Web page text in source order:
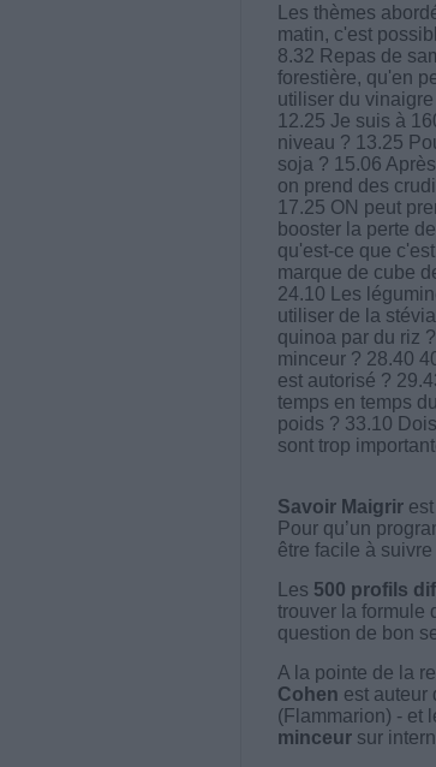
Les thèmes
matin, c'est
8.32 Repas de
forestière, qu'en
utiliser du
12.25 Je suis à
niveau ? 13.25
soja ? 15.06
on prend des
17.25 ON peut
booster la perte
qu'est-ce que
marque de cube
24.10 Les
utiliser de la
quinoa par du riz
minceur ? 28.40
est autorisé ?
temps en temps
poids ? 33.10
sont trop
Savoir Maigrirest
Pour qu’un
être facile à
Les 500 profils
trouver la formule
question de bon
A la pointe de la
Cohen est auteur
(Flammarion) - et
minceursur